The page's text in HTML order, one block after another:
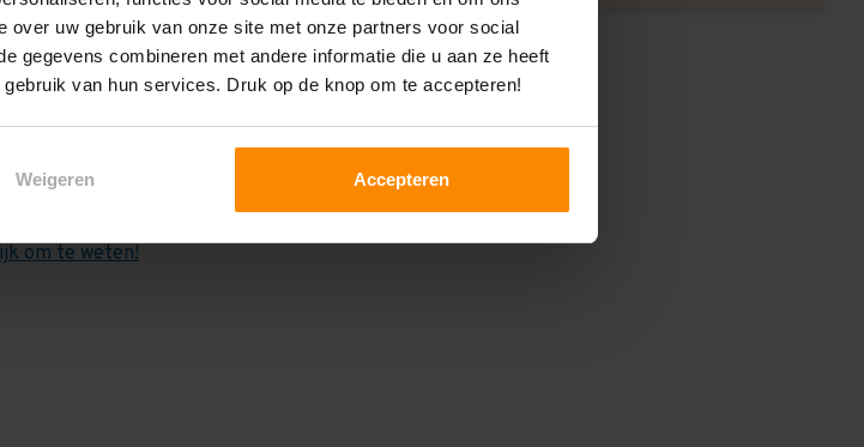
uw gebruik van onze site met onze partners voor social
gegevens combineren met andere informatie die u aan ze heeft
van hun services. Druk op de knop om te accepteren!
Weigeren Accepteren
liggerniveau iets lager uit valt. Dit
juist iets hoger uit.
ons op te nemen. Wij voeren
palletstellingen. Wij kunnen
staat! Kortom, bij
om te weten!